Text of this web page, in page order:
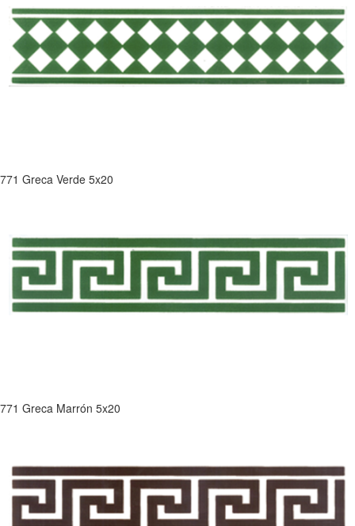
771 Greca Verde 5x20
771 Greca Marrón 5x20